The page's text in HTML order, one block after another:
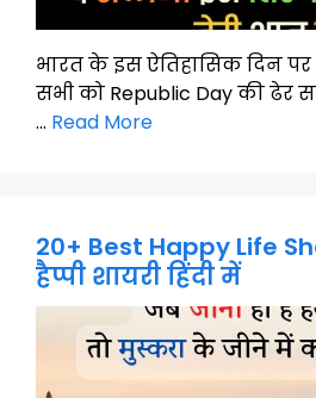
भारत के इस ऐतिहासिक दिन
सभी को Republic Day की ढेर
… Read More
20+ Best Happy Life
हैप्पी शायरी हिंदी में